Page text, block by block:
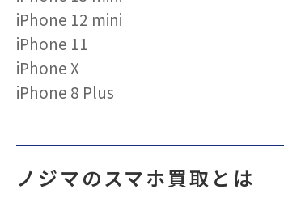
iPhone 12 mini
iPhone 11
iPhone X
iPhone 8 Plus
ノジマのスマホ買取とは